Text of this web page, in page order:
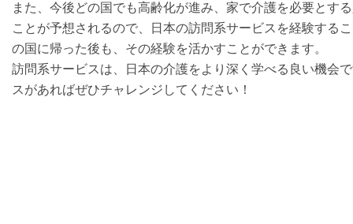
また、今後どの国でも高齢化が進み、家で介護を必要とす
ことが予想されるので、日本の訪問系サービスを経験する
の国に帰った後も、その経験を活かすことができます。
訪問系サービスは、日本の介護をより深く学べる良い機会
スがあればぜひチャレンジしてください！